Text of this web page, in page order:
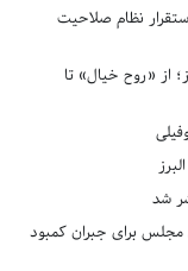
نظام صلاحیت
از «روح خیال» تا
شد
برای جبران کمبود